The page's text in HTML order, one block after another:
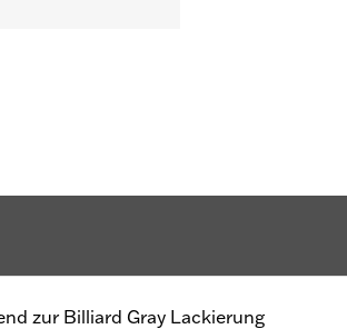
zur Billiard Gray Lackierung